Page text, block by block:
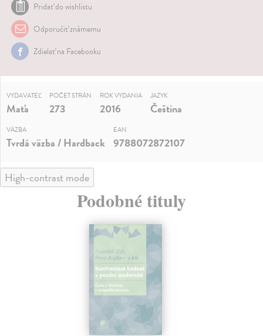
Pridať do wishlistu
Odporučiť známemu
Zdielať na Facebooku
VYDAVATEĽ
Maťa
POČET STRÁN
273
ROK VYDANIA
2016
JAZYK
Čeština
VÄZBA
Tvrdá väzba / Hardback
EAN
9788072872107
High-contrast mode
Podobné tituly